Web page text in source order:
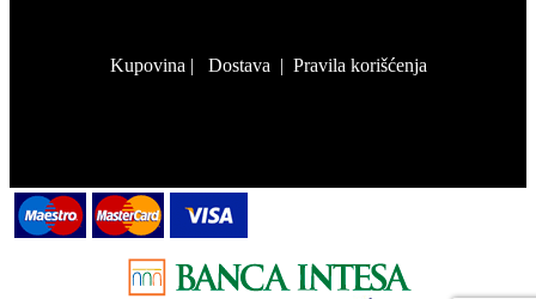
Kupovina | Dostava | Pravila korišćenja